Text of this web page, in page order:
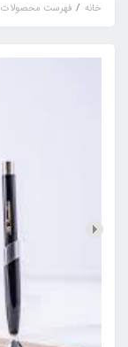
خانه فهرست محصولات